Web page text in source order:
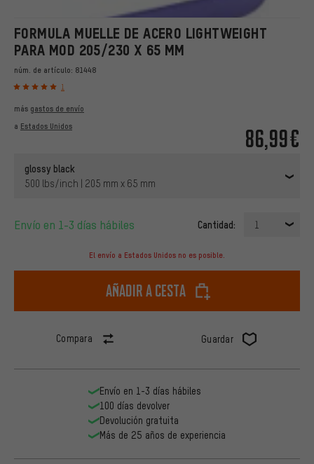
FORMULA MUELLE DE ACERO LIGHTWEIGHT
PARA MOD 205/230 X 65 MM
núm. de artículo: 81448
1
86,99€
más gastos de envío
a Estados Unidos
glossy black
500 lbs/inch | 205 mm x 65 mm
Envío en 1-3 días hábiles Cantidad: 1
El envío a Estados Unidos no es posible.
Añadir a cesta
Compara Guardar
Envío en 1-3 días hábiles
100 días devolver
Devolución gratuita
Más de 25 años de experiencia